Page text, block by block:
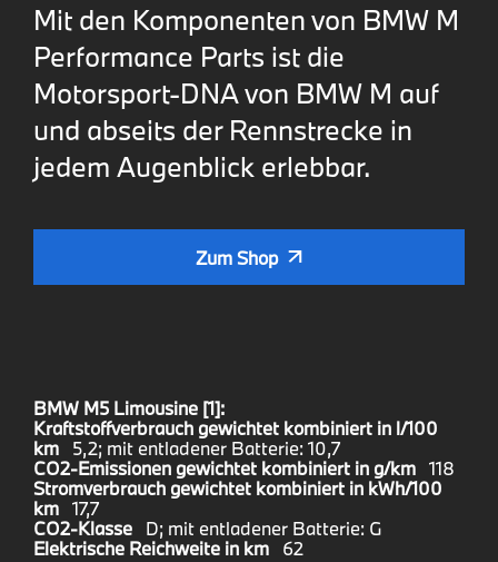
Mit den Komponenten von BMW M
Performance Parts ist die
Motorsport-DNA von BMW M auf
und abseits der Rennstrecke in
jedem Augenblick erlebbar.
Zum Shop
BMW M5 Limousine [1]:
Kraftstoffverbrauch gewichtet kombiniert in l/100
km
5,2; mit entladener Batterie: 10,7
CO2-Emissionen gewichtet kombiniert in g/km 118
Stromverbrauch gewichtet kombiniert in kWh/100
km 17,7
CO2-Klasse
D; mit entladener Batterie: G
Elektrische Reichweite in km
62